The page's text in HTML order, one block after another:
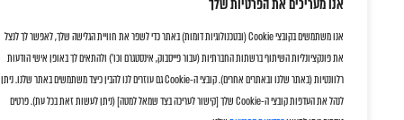
אנו מעריכים את הפרטיות שלך
אנו משתמשים בקובצי Cookie (ובטכנולוגיות דומות) באתר כדי לשפר את חוויית הגלישה שלך, לאפשר לך לנצל
את פונקציונליות השיתוף ברשתות החברתיות (עבור פייסבוק, אינסטגרם וכו') ולהתאים לך באופן אישי הודעות
רלוונטיות (באתר שלנו ובאתרים אחרים). קובצי ה-Cookie גם עוזרים לנו להבין כיצד משתמשים באתר שלנו. ניתן
לנהל את העדפות קובצי ה-Cookie שלך [קישור לעריכה בצד שמאל למטה] (ניתן לעשות זאת בכל עת). פרטים